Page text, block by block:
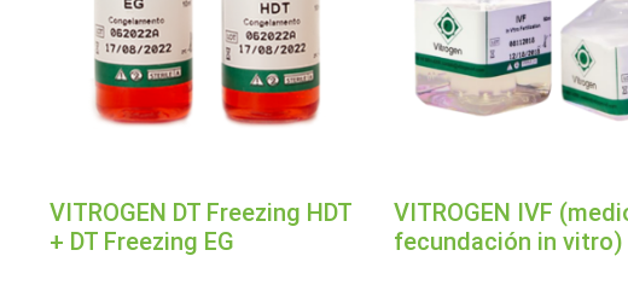
VITROGEN DT Freezing HDT
+ DT Freezing EG
VITROGEN IVF
fecundación in vitro)